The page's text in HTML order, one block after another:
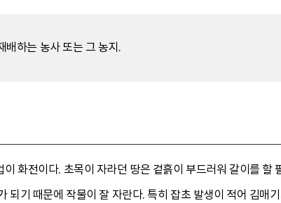
배하는 농사 또는 그 농지.
화전이다. 초목이 자라던 땅은 겉흙이 부드러워 갈이를 할
되기 때문에 작물이 잘 자란다. 특히 잡초 발생이 적어 김매